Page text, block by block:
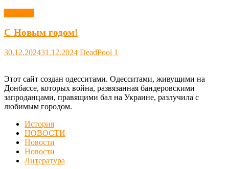
С Новым годом!
30.12.202431.12.2024 DeadPool 1
Этот сайт создан одесситами. Одесситами, живущими на
Донбассе, которых война, развязанная бандеровскими
запроданцами, правящими бал на Украине, разлучила с
любимым городом.
История
НОВОСТИ
Новости
Новости
Литература